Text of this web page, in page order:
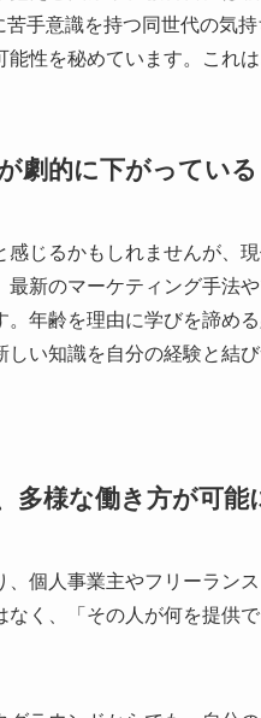
手意識を持つ同世代の気
性を秘めています。これ
劇的に下がっている
感じるかもしれませんが、
新のマーケティング手法
年齢を理由に学びを諦め
い知識を自分の経験と結
多様な働き方が可能
個人事業主やフリーラン
なく、「その人が何を提供